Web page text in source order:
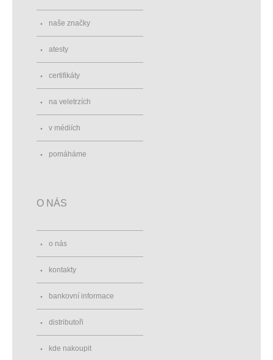
naše značky
atesty
certifikáty
na veletrzích
v médiích
pomáháme
O NÁS
o nás
kontakty
bankovní informace
distributoři
kde nakoupit